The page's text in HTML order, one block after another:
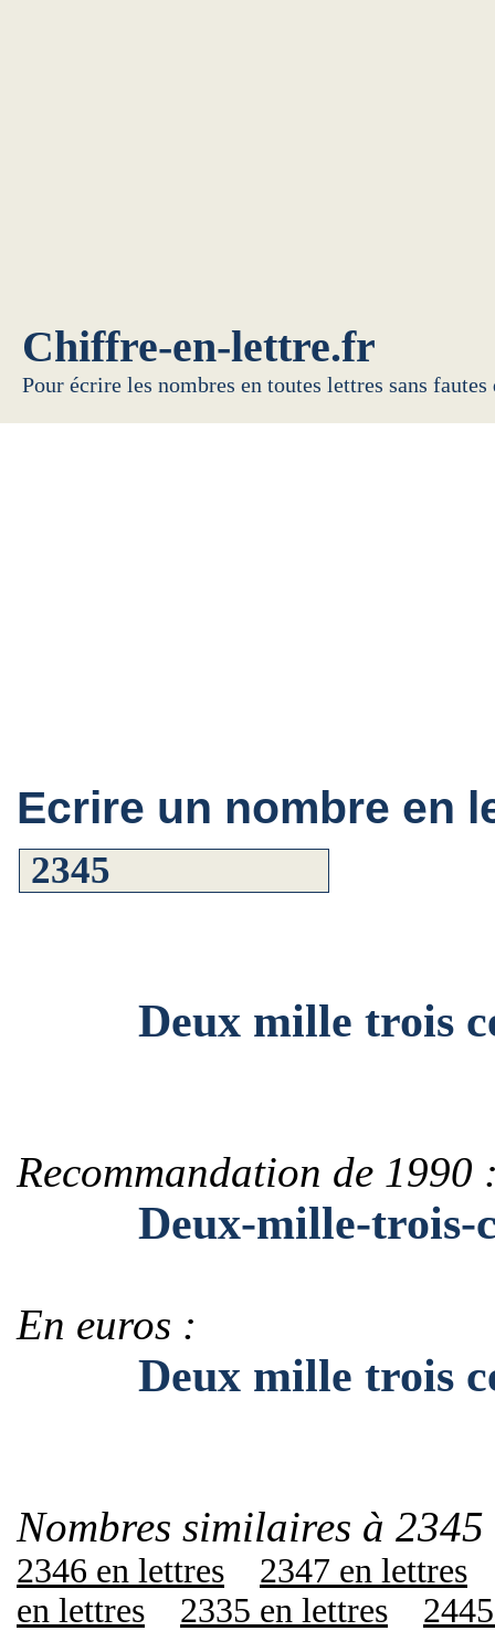
Chiffre-en-lettre.fr
Pour écrire les nombres en toutes lettres sans
Ecrire un nombre en
Deux mille trois
Recommandation de 1990
Deux-mille-trois-
En euros :
Deux mille trois
Nombres similaires à
2346 en lettres
2347 en lettres
en lettres
2335 en lettres